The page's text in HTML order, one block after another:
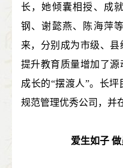
长，她倾囊相授、成
钢、谢懿燕、陈海萍
来，分别成为市级、
提升教育质量增加了
成长的“摆渡人”。长
规范管理优秀公司，并
爱生如子